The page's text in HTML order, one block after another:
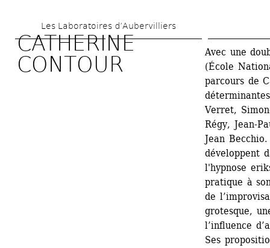
au
contenu
principal
Les Laboratoires d’Aubervilliers
CATHERINE
CONTOUR
Avec une
(École
parcours de
Verret,
Régy, Jean-
Jean
développent
l'hypnose
pratique à
de
grotesque,
l’influence
Ses